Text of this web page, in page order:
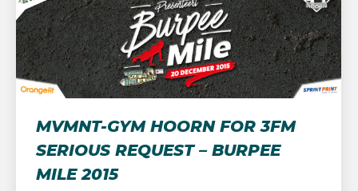
MVMNT-GYM HOORN FOR 3FM
SERIOUS REQUEST – BURPEE
MILE 2015